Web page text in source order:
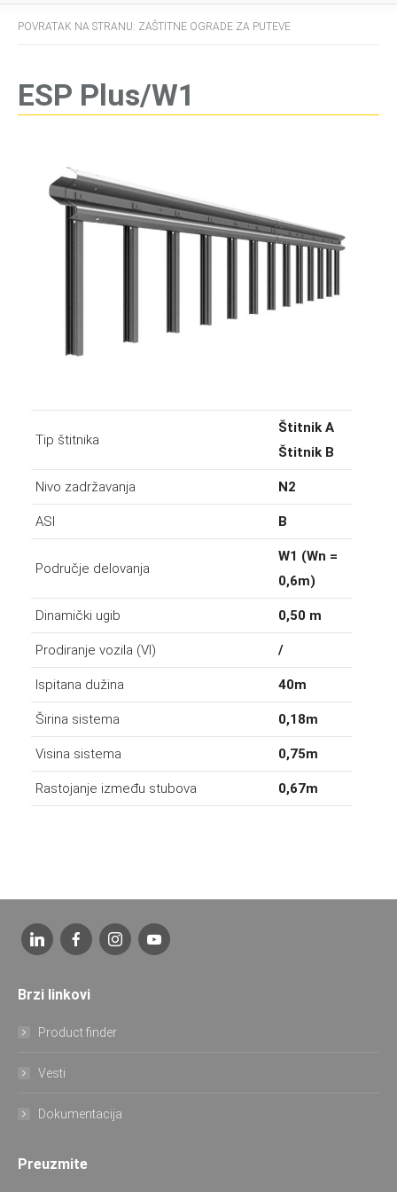
POVRATAK NA STRANU: ZAŠTITNE OGRADE ZA PUTEVE
ESP Plus/W1
Tip štitnika
Štitnik A
Štitnik B
Nivo zadržavanja N2
ASI B
Područje delovanja
W1 (Wn =
0,6m)
Dinamički ugib 0,50 m
Prodiranje vozila (VI) /
Ispitana dužina 40m
Širina sistema 0,18m
Visina sistema 0,75m
Rastojanje između stubova 0,67m
Brzi linkovi
Product finder
Vesti
Dokumentacija
Preuzmite